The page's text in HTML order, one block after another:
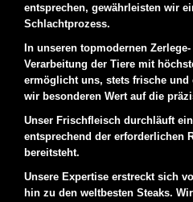
entsprechen, gewährleisten wir
Schlachtprozess.
In unseren topmodernen
Verarbeitung der Tiere mit
ermöglicht uns, stets frische und
wir besonderen Wert auf die
Unser Frischfleisch durchläuft
entsprechend der erforderlichen
bereitsteht.
Unsere Expertise erstreckt sich
hin zu den weltbesten Steaks.